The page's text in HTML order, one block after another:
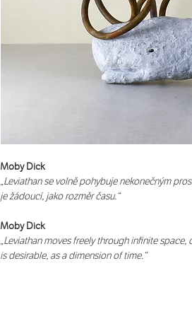
Moby Dick
„Leviathan se volně pohybuje nekonečným
je žádoucí, jako rozměr času.“
Moby Dick
„Leviathan moves freely through infinite
is desirable, as a dimension of time.“